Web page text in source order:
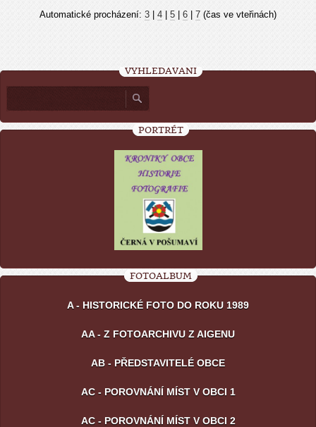
Automatické procházení: 3 4 5 6 7 (čas ve vteřinách)
VYHLEDÁVÁNÍ
PORTRÉT
FOTOALBUM
A - HISTORICKÉ FOTO DO ROKU 1989
AA - Z FOTOARCHIVU Z AIGENU
AB - PŘEDSTAVITELÉ OBCE
AC - POROVNÁNÍ MÍST V OBCI 1
AC - POROVNÁNÍ MÍST V OBCI 2